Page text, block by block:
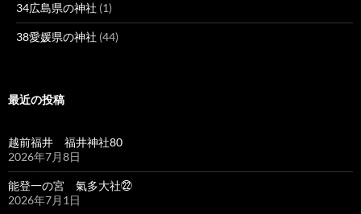
34広島県の神社 (1)
38愛媛県の神社 (44)
最近の投稿
越前福井 福井神社80
2026年7月8日
能登一の宮 氣多大社㉒
2026年7月1日